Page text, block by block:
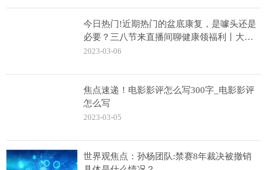
今日热门!近期热门的盆底康复，是噱头还是
必要？三八节来直播间聊健康领福利丨大医
生开讲
2023-03-06
焦点速递！电影影评怎么写300字_电影影评
怎么写
2023-03-05
世界观焦点：孙杨团队:禁赛8年裁决被撤销